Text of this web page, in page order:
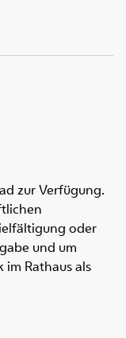
zur Verfügung.
oder
und um
Rathaus als